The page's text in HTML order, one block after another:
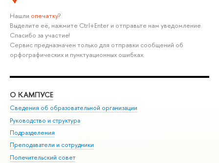
Нашли опечатку?
Выделите её, нажмите Ctrl+Enter и отправьте нам уведомление.
Спасибо за участие!
Сервис предназначен только для отправки сообщений об
орфографических и пунктуационных ошибках.
О КАМПУСЕ
Сведения об образовательной организации
Руководство и структура
Подразделения
Преподаватели и сотрудники
Попечительский совет